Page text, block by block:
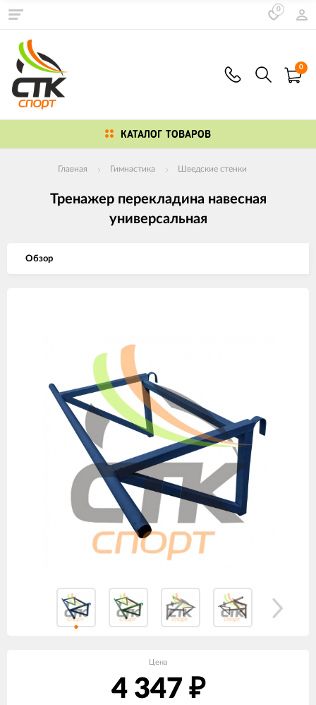
0
0
КАТАЛОГ ТОВАРОВ
Главная Гимнастика Шведские стенки
Тренажер перекладина навесная
универсальная
Обзор
Цена
4 347 ₽